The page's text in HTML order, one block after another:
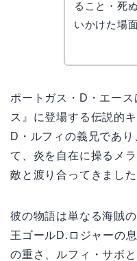
ること・死
いかけた場
ポートガス・D・エー
ス』に登場する伝説的
D・ルフィの義兄であ
て、炎を自在に操るメ
敵と渡り合ってきました
彼の物語は単なる海賊
王ゴールD.ロジャーの
の重さ、ルフィ・サボ